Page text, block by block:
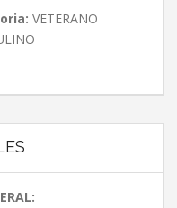
VETERANO